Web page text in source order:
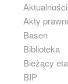
Aktualności
Akty
Basen
Biblioteka
Bieżący
BIP